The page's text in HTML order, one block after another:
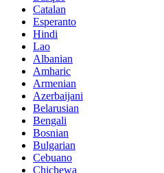
Catalan
Esperanto
Hindi
Lao
Albanian
Amharic
Armenian
Azerbaijani
Belarusian
Bengali
Bosnian
Bulgarian
Cebuano
Chichewa